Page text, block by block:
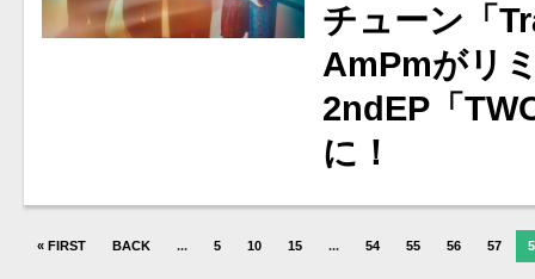
チューン「
AmPmがリ
2ndEP「
に！
« FIRST BACK ... 5 10 15 ... 54 55 56 57